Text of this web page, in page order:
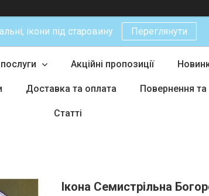
ікони під старовину Переглянути
Акційні пропозиції
Доставка та оплата Повернення та
Статті
Ікона Семистрільна